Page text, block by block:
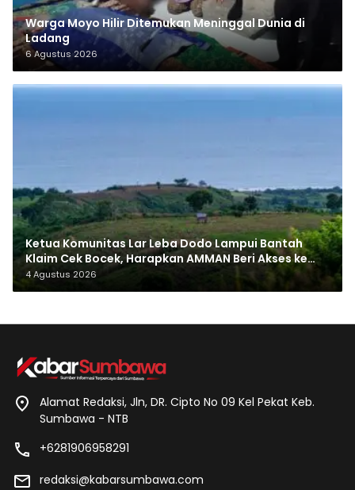
Warga Moyo Hilir Ditemukan Meninggal Dunia di
Ladang
6 Agustus 2026
Ketua Komunitas Lar Leba Dodo Lampui Bantah
Klaim Cek Bocek, Harapkan AMMAN Beri Akses ke
Makam Leluhur
4 Agustus 2026
Alamat Redaksi, Jln, DR. Cipto No 09 Kel Pekat Keb.
Sumbawa - NTB
+6281906958291
redaksi@kabarsumbawa.com